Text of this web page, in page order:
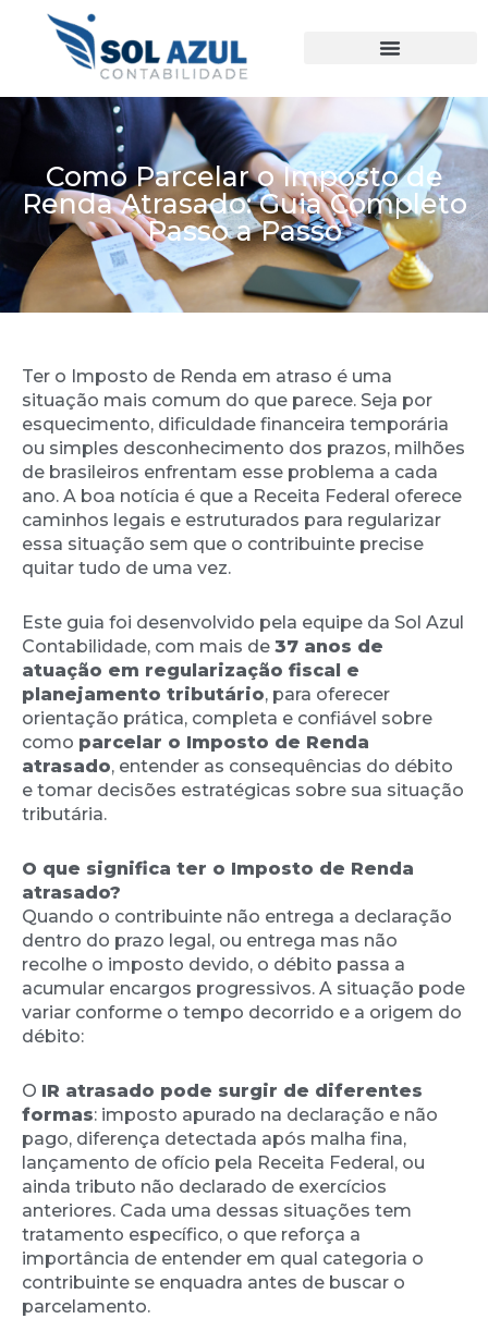
Como Parcelar o Imposto de
Renda Atrasado: Guia Completo
Passo a Passo
Ter o Imposto de Renda em atraso é uma
situação mais comum do que parece. Seja por
esquecimento, dificuldade financeira temporária
ou simples desconhecimento dos prazos, milhões
de brasileiros enfrentam esse problema a cada
ano. A boa notícia é que a Receita Federal oferece
caminhos legais e estruturados para regularizar
essa situação sem que o contribuinte precise
quitar tudo de uma vez.
Este guia foi desenvolvido pela equipe da Sol Azul
Contabilidade, com mais de 37 anos de
atuação em regularização fiscal e
planejamento tributário, para oferecer
orientação prática, completa e confiável sobre
como parcelar o Imposto de Renda
atrasado, entender as consequências do débito
e tomar decisões estratégicas sobre sua situação
tributária.
O que significa ter o Imposto de Renda
atrasado?
Quando o contribuinte não entrega a declaração
dentro do prazo legal, ou entrega mas não
recolhe o imposto devido, o débito passa a
acumular encargos progressivos. A situação pode
variar conforme o tempo decorrido e a origem do
débito:
O IR atrasado pode surgir de diferentes
formas: imposto apurado na declaração e não
pago, diferença detectada após malha fina,
lançamento de ofício pela Receita Federal, ou
ainda tributo não declarado de exercícios
anteriores. Cada uma dessas situações tem
tratamento específico, o que reforça a
importância de entender em qual categoria o
contribuinte se enquadra antes de buscar o
parcelamento.